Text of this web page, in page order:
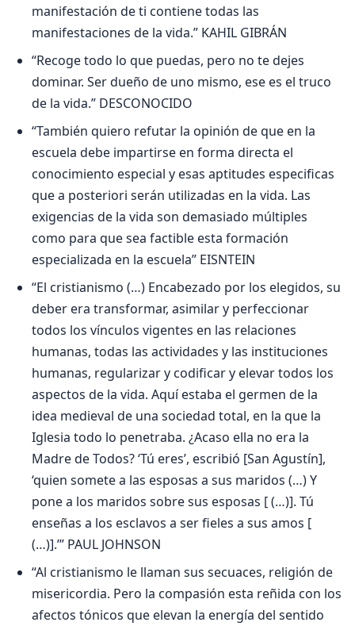
manifestación de ti contiene todas las
manifestaciones de la vida.” KAHIL GIBRÁN
“Recoge todo lo que puedas, pero no te dejes
dominar. Ser dueño de uno mismo, ese es el truco
de la vida.” DESCONOCIDO
“También quiero refutar la opinión de que en la
escuela debe impartirse en forma directa el
conocimiento especial y esas aptitudes especificas
que a posteriori serán utilizadas en la vida. Las
exigencias de la vida son demasiado múltiples
como para que sea factible esta formación
especializada en la escuela” EISNTEIN
“El cristianismo (…) Encabezado por los elegidos, su
deber era transformar, asimilar y perfeccionar
todos los vínculos vigentes en las relaciones
humanas, todas las actividades y las instituciones
humanas, regularizar y codificar y elevar todos los
aspectos de la vida. Aquí estaba el germen de la
idea medieval de una sociedad total, en la que la
Iglesia todo lo penetraba. ¿Acaso ella no era la
Madre de Todos? ‘Tú eres’, escribió [San Agustín],
‘quien somete a las esposas a sus maridos (…) Y
pone a los maridos sobre sus esposas [ (…)]. Tú
enseñas a los esclavos a ser fieles a sus amos [
(…)].’” PAUL JOHNSON
“Al cristianismo le llaman sus secuaces, religión de
misericordia. Pero la compasión esta reñida con los
afectos tónicos que elevan la energía del sentido